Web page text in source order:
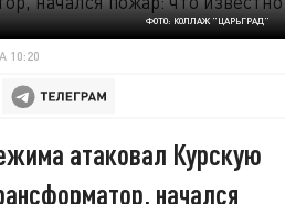
ФОТО: КОЛЛАЖ "ЦАРЬГРАД"
10:20
атаковал Курскую
начался